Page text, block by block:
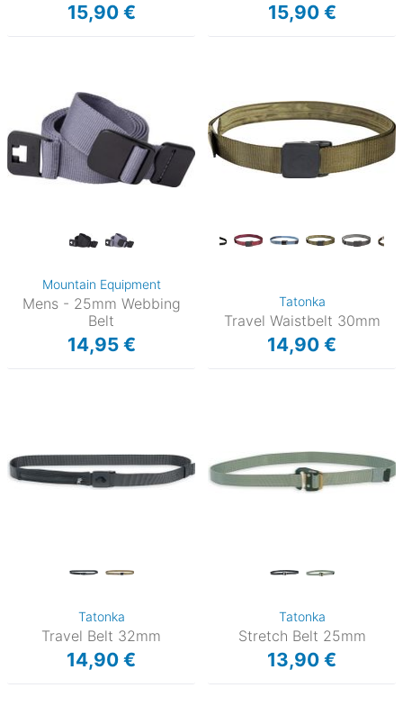
15,90 € 15,90 €
Mountain Equipment
Mens - 25mm Webbing
Belt
14,95 €
Tatonka
Travel Waistbelt 30mm
14,90 €
Tatonka
Travel Belt 32mm
14,90 €
Tatonka
Stretch Belt 25mm
13,90 €